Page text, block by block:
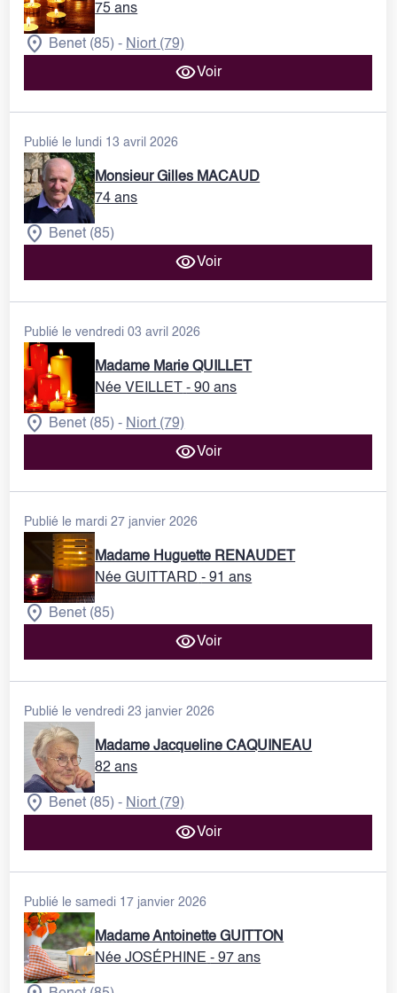
75 ans
Benet (85) - Niort (79)
Voir
Publié le lundi 13 avril 2026
Monsieur Gilles MACAUD
74 ans
Benet (85)
Voir
Publié le vendredi 03 avril 2026
Madame Marie QUILLET
Née VEILLET
- 90 ans
Benet (85) - Niort (79)
Voir
Publié le mardi 27 janvier 2026
Madame Huguette RENAUDET
Née GUITTARD - 91 ans
Benet (85)
Voir
Publié le vendredi 23 janvier 2026
Madame Jacqueline CAQUINEAU
82 ans
Benet (85) - Niort (79)
Voir
Publié le samedi 17 janvier 2026
Madame Antoinette GUITTON
Née JOSÉPHINE - 97 ans